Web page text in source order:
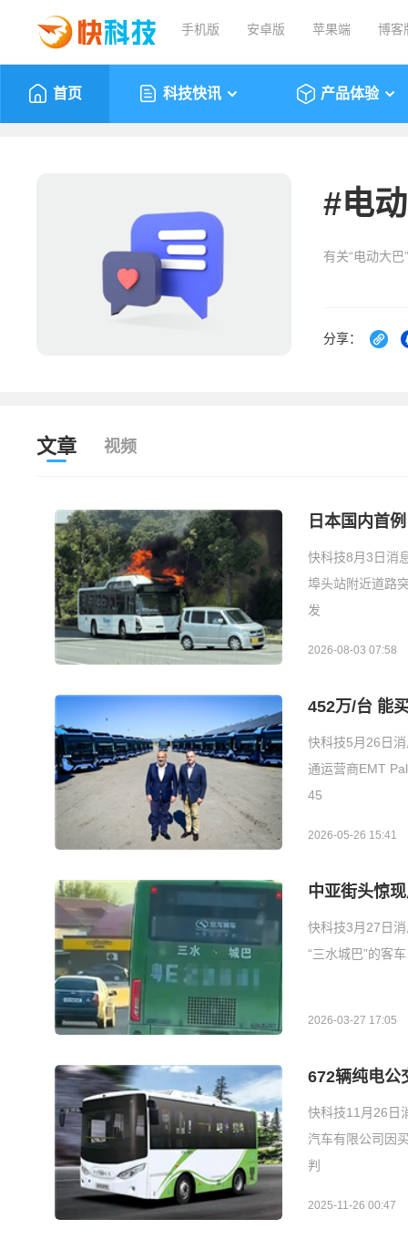
手机版 安卓版 苹果端 博客
首页 科技快讯 产品体验
#电
有关“电动大
分享：
文章 视频
日本国内首
快科技8月3日消
埠头站附近道路
发
2026-08-03 07:58
452万/台 能
快科技5月26日
通运营商EMT
45
2026-05-26 15:41
中亚街头惊
快科技3月27日
“三水城巴”的客
2026-03-27 17:05
672辆纯电公
快科技11月26日
汽车有限公司因
判
2025-11-26 00:47